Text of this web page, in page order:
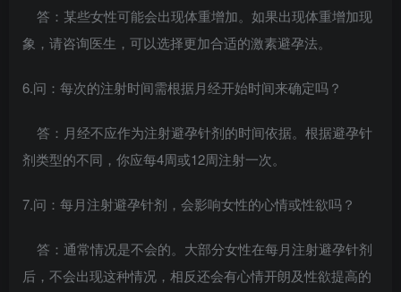
答：某些女性可能会出现体重增加。如果出现体重增加现
象，请咨询医生，可以选择更加合适的激素避孕法。
6.问：每次的注射时间需根据月经开始时间来确定吗？
答：月经不应作为注射避孕针剂的时间依据。根据避孕针
剂类型的不同，你应每4周或12周注射一次。
7.问：每月注射避孕针剂，会影响女性的心情或性欲吗？
答：通常情况是不会的。大部分女性在每月注射避孕针剂
后，不会出现这种情况，相反还会有心情开朗及性欲提高的